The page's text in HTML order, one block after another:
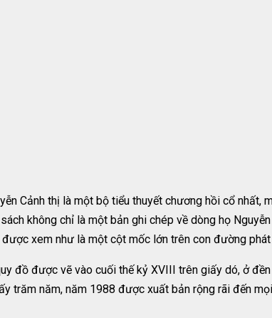
Cảnh thị là một bộ tiểu thuyết chương hồi cổ nhất,
không chỉ là một bản ghi chép về dòng họ
xem như là một cột mốc lớn trên con đường
đồ được vẽ vào cuối thế kỷ XVIII trên giấy dó, ở
trăm năm, năm 1988 được xuất bản rộng rãi đến